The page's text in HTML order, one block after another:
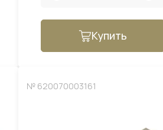
Купить
№ 620070003161